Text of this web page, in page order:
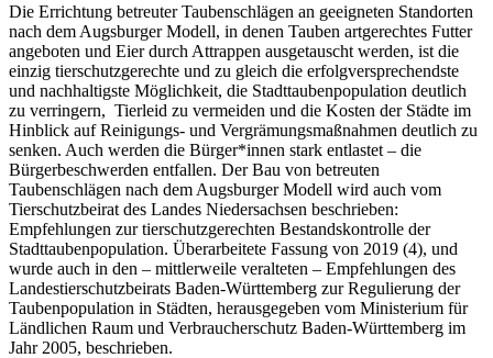
Die Errichtung betreuter Taubenschlägen an geeigneten Standorten
nach dem Augsburger Modell, in denen Tauben artgerechtes Futter
angeboten und Eier durch Attrappen ausgetauscht werden, ist die
einzig tierschutzgerechte und zu gleich die erfolgversprechendste
und nachhaltigste Möglichkeit, die Stadttaubenpopulation deutlich
zu verringern, Tierleid zu vermeiden und die Kosten der Städte im
Hinblick auf Reinigungs- und Vergrämungsmaßnahmen deutlich zu
senken. Auch werden die Bürger*innen stark entlastet – die
Bürgerbeschwerden entfallen. Der Bau von betreuten
Taubenschlägen nach dem Augsburger Modell wird auch vom
Tierschutzbeirat des Landes Niedersachsen beschrieben:
Empfehlungen zur tierschutzgerechten Bestandskontrolle der
Stadttaubenpopulation. Überarbeitete Fassung von 2019 (4), und
wurde auch in den – mittlerweile veralteten – Empfehlungen des
Landestierschutzbeirats Baden-Württemberg zur Regulierung der
Taubenpopulation in Städten, herausgegeben vom Ministerium für
Ländlichen Raum und Verbraucherschutz Baden-Württemberg im
Jahr 2005, beschrieben.